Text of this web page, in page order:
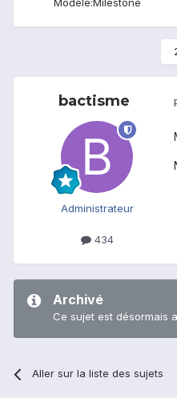
Modèle:Milestone
bactisme
Administrateur
434
Archivé
Ce sujet est désormais
Aller sur la liste des sujets